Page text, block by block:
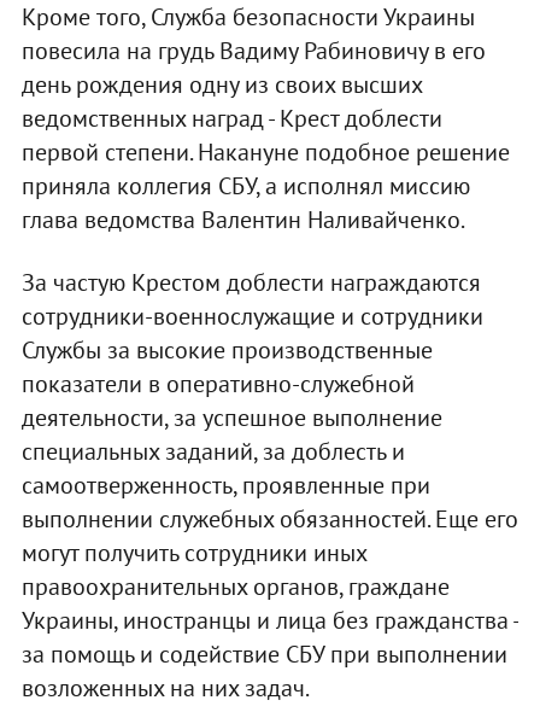
Кроме того, Служба безопасности Украины
повесила на грудь Вадиму Рабиновичу в его
день рождения одну из своих высших
ведомственных наград - Крест доблести
первой степени. Накануне подобное решение
приняла коллегия СБУ, а исполнял миссию
глава ведомства Валентин Наливайченко.
За частую Крестом доблести награждаются
сотрудники-военнослужащие и сотрудники
Службы за высокие производственные
показатели в оперативно-служебной
деятельности, за успешное выполнение
специальных заданий, за доблесть и
самоотверженность, проявленные при
выполнении служебных обязанностей. Еще его
могут получить сотрудники иных
правоохранительных органов, граждане
Украины, иностранцы и лица без гражданства -
за помощь и содействие СБУ при выполнении
возложенных на них задач.